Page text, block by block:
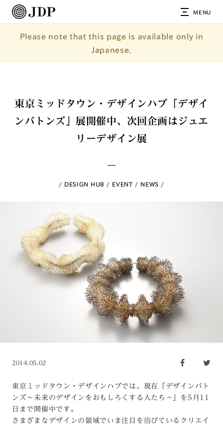
MENU
Please note that this page is available only in
Japanese.
東京ミッドタウン・デザインハブ「デザイ
ンバトンズ」展開催中、次回企画はジュエ
リーデザイン展
DESIGN HUB EVENT NEWS
2014.05.02
東京ミッドタウン・デザインハブでは、現在「デザインバト
ンズ〜未来のデザインをおもしろくする人たち〜」を5月11
日まで開催中です。
さまざまなデザインの領域でいま注目を浴びているクリエイ